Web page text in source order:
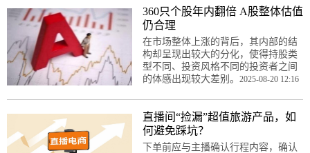
360只个股年内翻倍 A股整体估值
仍合理
在市场整体上涨的背后，其内部的结
构却呈现出较大的分化，使得持股类
型不同、投资风格不同的投资者之间
的体感出现较大差别。 2025-08-20 12:16
直播间“捡漏”超值旅游产品，如
何避免踩坑？
下单前应与主播确认行程内容，确认